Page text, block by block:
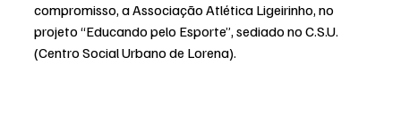
compromisso, a Associação Atlética Ligeirinho, no
projeto “Educando pelo Esporte”, sediado no C.S.U.
(Centro Social Urbano de Lorena).